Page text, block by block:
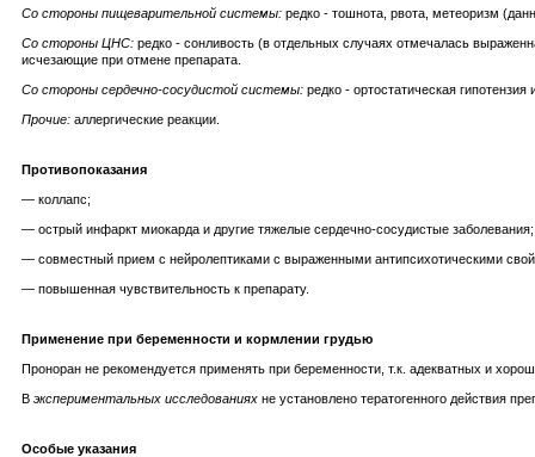
Со стороны пищеварительной системы: редко - тошнота, рвота, метеоризм
Со стороны ЦНС: редко - сонливость (в отдельных случаях отмечалась
исчезающие при отмене препарата.
Со стороны сердечно-сосудистой системы: редко - ортостатическая
Прочие: аллергические реакции.
Противопоказания
— коллапс;
— острый инфаркт миокарда и другие тяжелые сердечно-сосудистые заболевания;
— совместный прием с нейролептиками с выраженными антипсихотическими
— повышенная чувствительность к препарату.
Применение при беременности и кормлении грудью
Проноран не рекомендуется применять при беременности, т.к. адекватных и
В экспериментальных исследованиях не установлено тератогенного действия
Особые указания